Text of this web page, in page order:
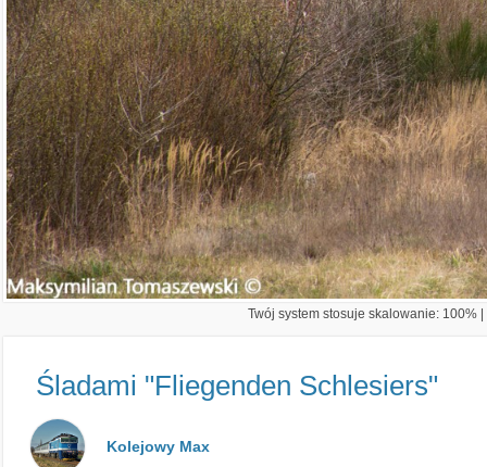
Twój system stosuje skalowanie: 100%
Śladami "Fliegenden Schlesiers"
Kolejowy Max